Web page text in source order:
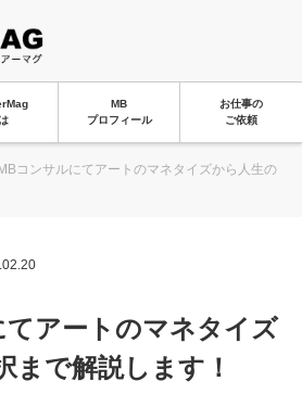
MB
プロフィール
お仕事の
ご依頼
MBコンサルにてアートのマネタイズから人生の
アートのマネタイズ
まで解説します！